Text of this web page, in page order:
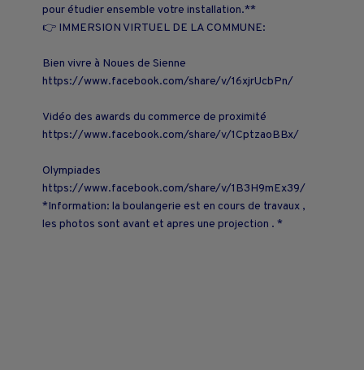
pour étudier ensemble votre installation.**
👉 IMMERSION VIRTUEL DE LA COMMUNE:
Bien vivre à Noues de Sienne
https://www.facebook.com/share/v/16xjrUcbPn/
Vidéo des awards du commerce de proximité
https://www.facebook.com/share/v/1CptzaoBBx/
Olympiades
https://www.facebook.com/share/v/1B3H9mEx39/
*Information: la boulangerie est en cours de travaux ,
les photos sont avant et apres une projection . *